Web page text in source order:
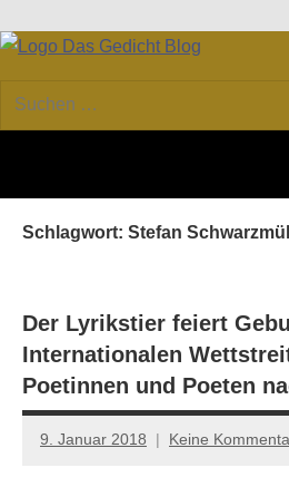
Inhalt
GEDICHT
Forum
von
und
Kritik
Suchen
Schlagwort: Stefan
Der Lyrikstier feiert
Internationalen
Poetinnen und Poeten
9. Januar 2018
Anton
Keine